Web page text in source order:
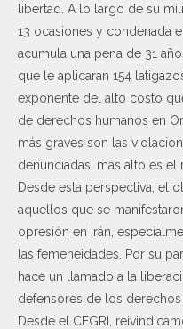
libertad. A lo largo de su
13 ocasiones y condenada
acumula una pena de 31
que le aplicaran 154
exponente del alto costo
de derechos humanos en
más graves son las
denunciadas, más alto es el
Desde esta perspectiva, el
aquellos que se
opresión en Irán,
las femeneidades. Por su
hace un llamado a la
defensores de los derechos
Desde el CEGRI,